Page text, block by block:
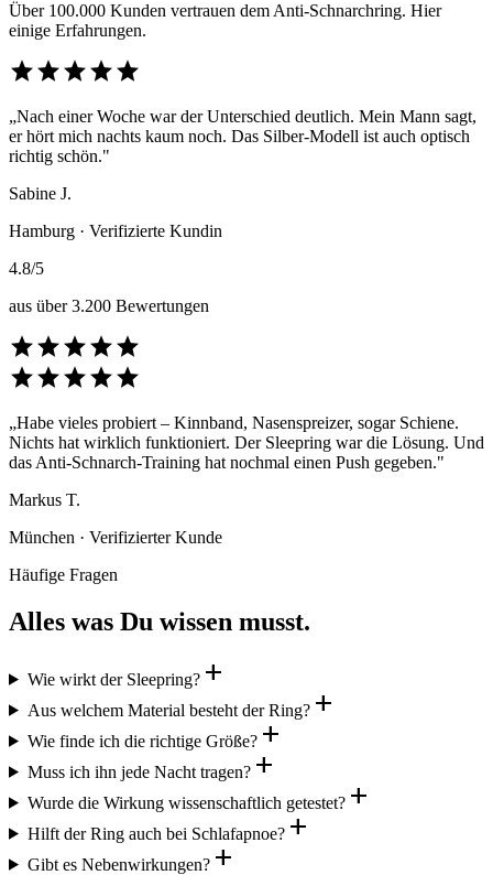
Über 100.000 Kunden vertrauen dem Anti-Schnarchring. Hier
einige Erfahrungen.
starstarstarstarstar
„Nach einer Woche war der Unterschied deutlich. Mein Mann sagt,
er hört mich nachts kaum noch. Das Silber-Modell ist auch optisch
richtig schön."
Sabine J.
Hamburg · Verifizierte Kundin
4.8/5
aus über 3.200 Bewertungen
starstarstarstarstar
starstarstarstarstar
„Habe vieles probiert – Kinnband, Nasenspreizer, sogar Schiene.
Nichts hat wirklich funktioniert. Der Sleepring war die Lösung. Und
das Anti-Schnarch-Training hat nochmal einen Push gegeben."
Markus T.
München · Verifizierter Kunde
Häufige Fragen
Alles was Du wissen musst.
Wie wirkt der Sleepring?add
Aus welchem Material besteht der Ring?add
Wie finde ich die richtige Größe?add
Muss ich ihn jede Nacht tragen?add
Wurde die Wirkung wissenschaftlich getestet?add
Hilft der Ring auch bei Schlafapnoe?add
Gibt es Nebenwirkungen?add